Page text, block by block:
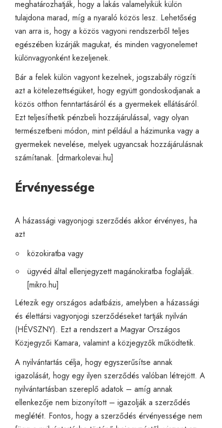
meghatározhatják, hogy a lakás valamelyikük külön
tulajdona marad, míg a nyaraló közös lesz. Lehetőség
van arra is, hogy a közös vagyoni rendszerből teljes
egészében kizárják magukat, és minden vagyonelemet
különvagyonként kezeljenek.
Bár a felek külön vagyont kezelnek, jogszabály rögzíti
azt a kötelezettségüket, hogy együtt gondoskodjanak a
közös otthon fenntartásáról és a gyermekek ellátásáról.
Ezt teljesíthetik pénzbeli hozzájárulással, vagy olyan
természetbeni módon, mint például a házimunka vagy a
gyermekek nevelése, melyek ugyancsak hozzájárulásnak
számítanak. [drmarkolevai.hu]
Érvényessége
A házassági vagyonjogi szerződés akkor érvényes, ha
azt
közokiratba vagy
ügyvéd által ellenjegyzett magánokiratba foglalják.
[mikro.hu]
Létezik egy országos adatbázis, amelyben a házassági
és élettársi vagyonjogi szerződéseket tartják nyilván
(HÉVSZNY). Ezt a rendszert a Magyar Országos
Közjegyzői Kamara, valamint a közjegyzők működtetik.
A nyilvántartás célja, hogy egyszerűsítse annak
igazolását, hogy egy ilyen szerződés valóban létrejött. A
nyilvántartásban szereplő adatok – amíg annak
ellenkezője nem bizonyított – igazolják a szerződés
meglétét. Fontos, hogy a szerződés érvényessége nem